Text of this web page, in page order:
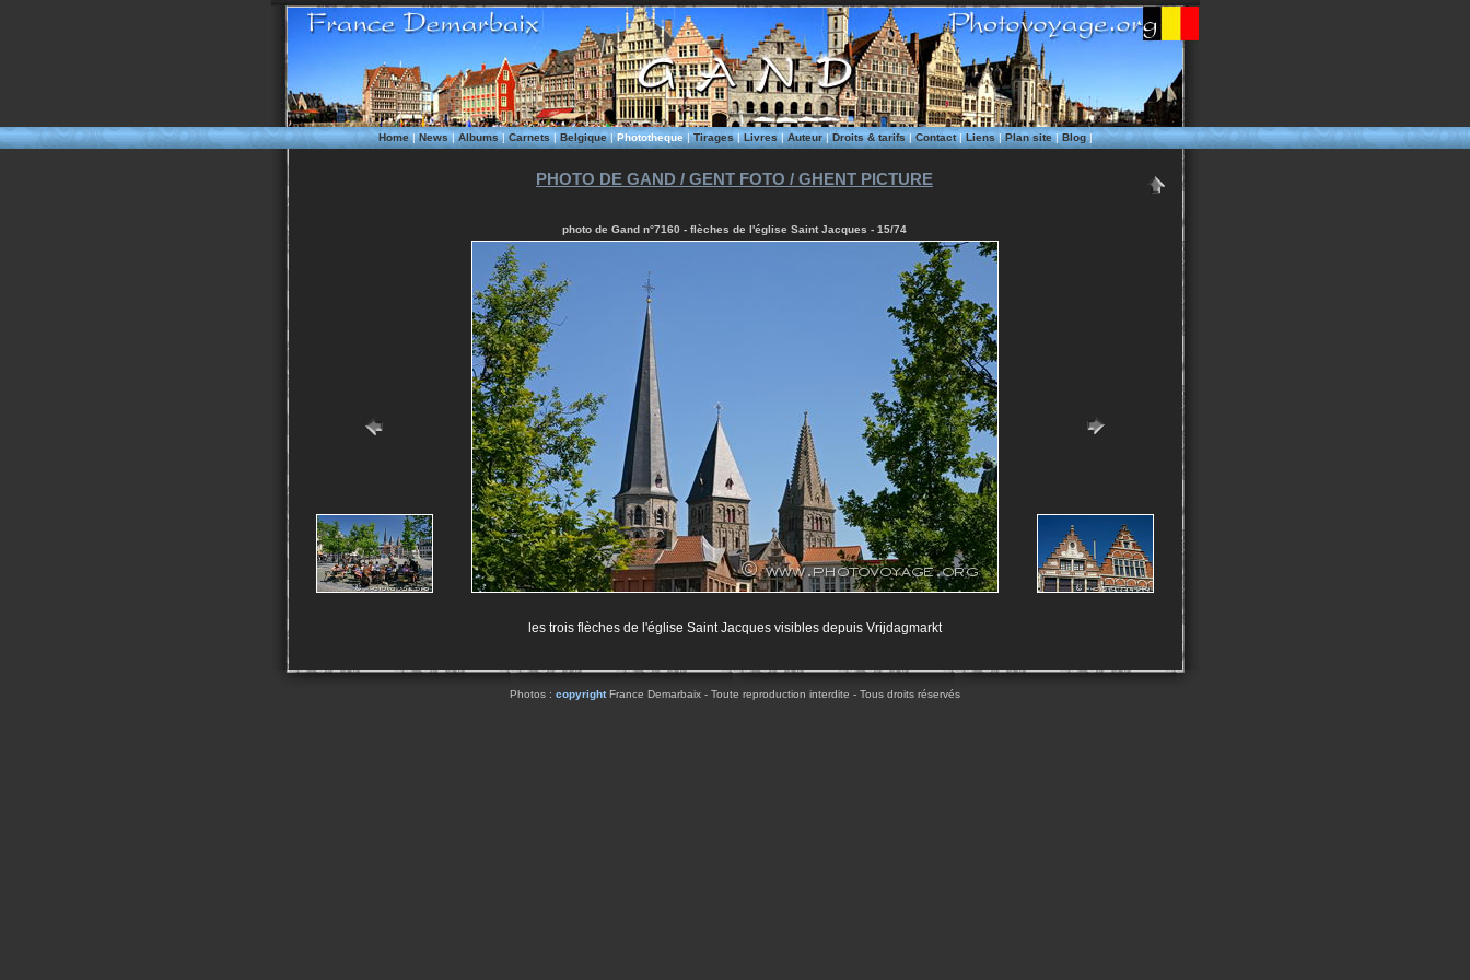
Home|News| Albums| Carnets|Belgique|Phototheque|Tirages|Livres|Auteur|Droits & tarifs|Contact|Liens|Plan site|Blog|
PHOTO DE GAND / GENT FOTO / GHENT PICTURE
photo de Gand n°7160 - flèches de l'église Saint Jacques - 15/74
les trois flèches de l'église Saint Jacques visibles depuis Vrijdagmarkt
Photos : copyrightFrance Demarbaix - Toute reproduction interdite - Tous droits réservés